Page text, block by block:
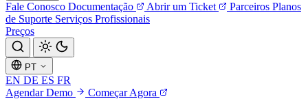
Fale Conosco Documentação Abrir um Ticket Parceiros Planos
de Suporte Serviços Profissionais
Preços
PT
EN DE ES FR
Agendar Demo
Começar Agora